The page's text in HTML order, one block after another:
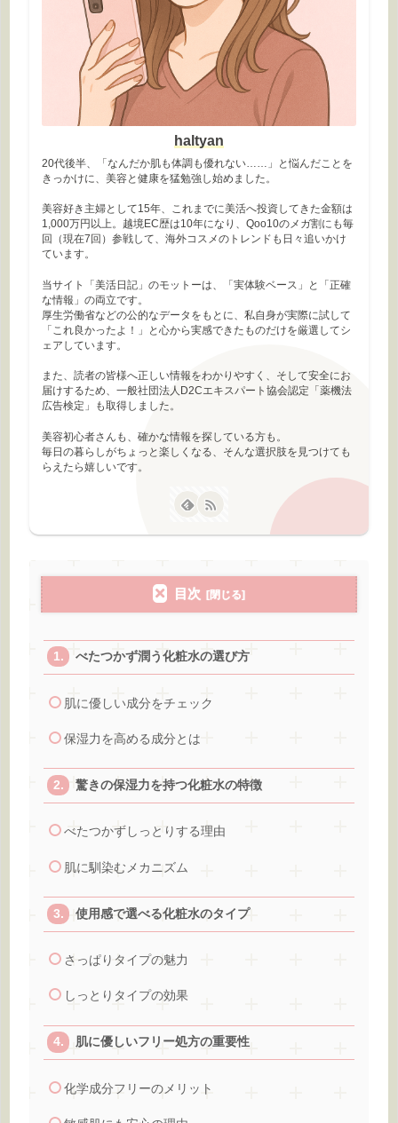
haltyan
20代後半、「なんだか肌も体調も優れない……」と悩んだことを
きっかけに、美容と健康を猛勉強し始めました。
美容好き主婦として15年、これまでに美活へ投資してきた金額は
1,000万円以上。越境EC歴は10年になり、Qoo10のメガ割にも毎
回（現在7回）参戦して、海外コスメのトレンドも日々追いかけ
ています。
当サイト「美活日記」のモットーは、「実体験ベース」と「正確
な情報」の両立です。
厚生労働省などの公的なデータをもとに、私自身が実際に試して
「これ良かったよ！」と心から実感できたものだけを厳選してシ
ェアしています。
また、読者の皆様へ正しい情報をわかりやすく、そして安全にお
届けするため、一般社団法人D2Cエキスパート協会認定「薬機法
広告検定」も取得しました。
美容初心者さんも、確かな情報を探している方も。
毎日の暮らしがちょっと楽しくなる、そんな選択肢を見つけても
らえたら嬉しいです。
目次
べたつかず潤う化粧水の選び方
肌に優しい成分をチェック
保湿力を高める成分とは
驚きの保湿力を持つ化粧水の特徴
べたつかずしっとりする理由
肌に馴染むメカニズム
使用感で選べる化粧水のタイプ
さっぱりタイプの魅力
しっとりタイプの効果
肌に優しいフリー処方の重要性
化学成分フリーのメリット